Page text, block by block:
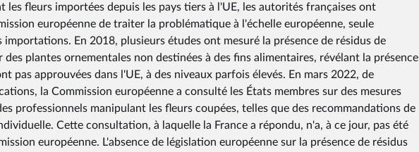
les fleurs importées depuis les pays tiers à l'UE, les autorités françaises ont
européenne de traiter la problématique à l'échelle européenne, seule
En 2018, plusieurs études ont mesuré la présence de résidus de
plantes ornementales non destinées à des fins alimentaires, révélant la présence
pas approuvées dans l'UE, à des niveaux parfois élevés. En mars 2022, de
la Commission européenne a consulté les États membres sur des mesures
professionnels manipulant les fleurs coupées, telles que des recommandations de
Cette consultation, à laquelle la France a répondu, n'a, à ce jour, pas été
européenne. L'absence de législation européenne sur la présence de résidus